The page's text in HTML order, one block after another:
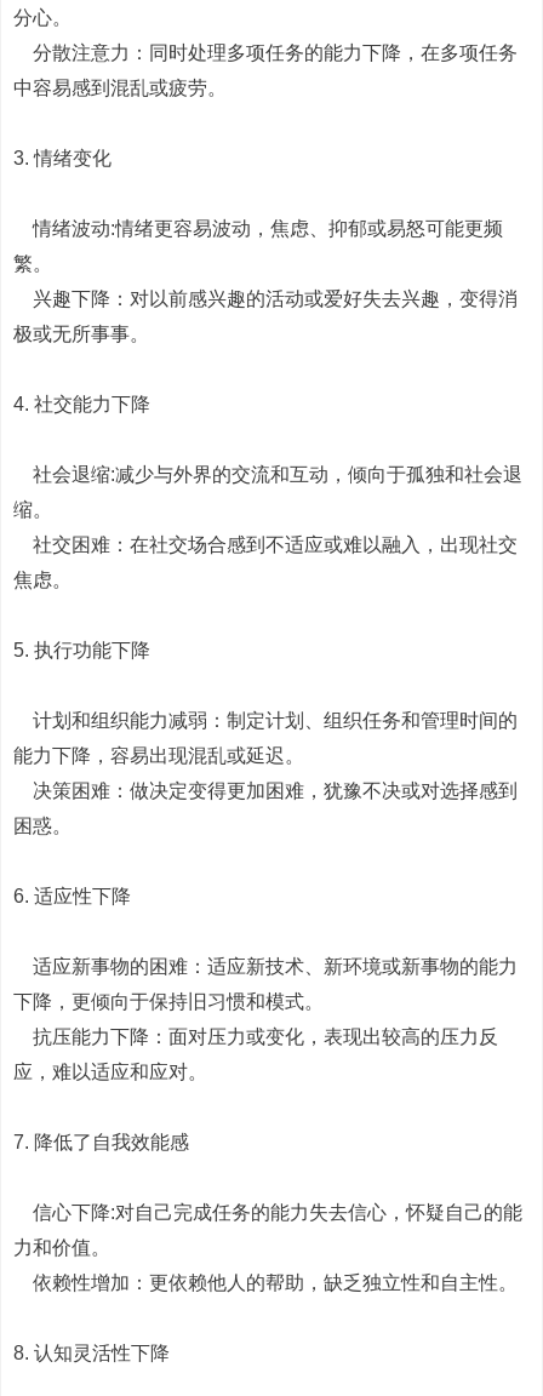
分心。
分散注意力：同时处理多项任务的能力下降，在多项任务
中容易感到混乱或疲劳。
3. 情绪变化
情绪波动:情绪更容易波动，焦虑、抑郁或易怒可能更频
繁。
兴趣下降：对以前感兴趣的活动或爱好失去兴趣，变得消
极或无所事事。
4. 社交能力下降
社会退缩:减少与外界的交流和互动，倾向于孤独和社会退
缩。
社交困难：在社交场合感到不适应或难以融入，出现社交
焦虑。
5. 执行功能下降
计划和组织能力减弱：制定计划、组织任务和管理时间的
能力下降，容易出现混乱或延迟。
决策困难：做决定变得更加困难，犹豫不决或对选择感到
困惑。
6. 适应性下降
适应新事物的困难：适应新技术、新环境或新事物的能力
下降，更倾向于保持旧习惯和模式。
抗压能力下降：面对压力或变化，表现出较高的压力反
应，难以适应和应对。
7. 降低了自我效能感
信心下降:对自己完成任务的能力失去信心，怀疑自己的能
力和价值。
依赖性增加：更依赖他人的帮助，缺乏独立性和自主性。
8. 认知灵活性下降